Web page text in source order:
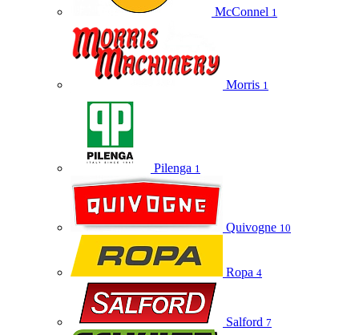
McConnel 1
Morris 1
Pilenga 1
Quivogne 10
Ropa 4
Salford 7